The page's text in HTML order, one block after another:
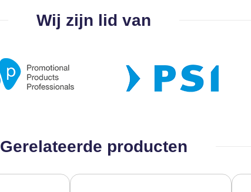
Wij zijn lid van
Gerelateerde producten